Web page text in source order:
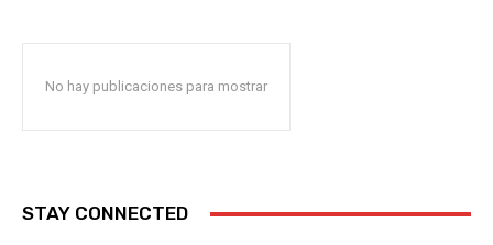
No hay publicaciones para mostrar
STAY CONNECTED